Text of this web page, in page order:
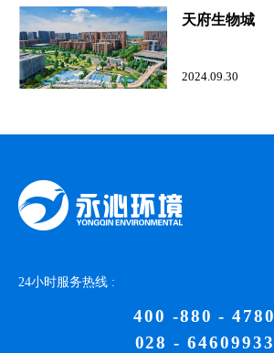
天府生物城
2024.09.30
24小时服务热线 :
400 -880 - 4780
028 - 64609933